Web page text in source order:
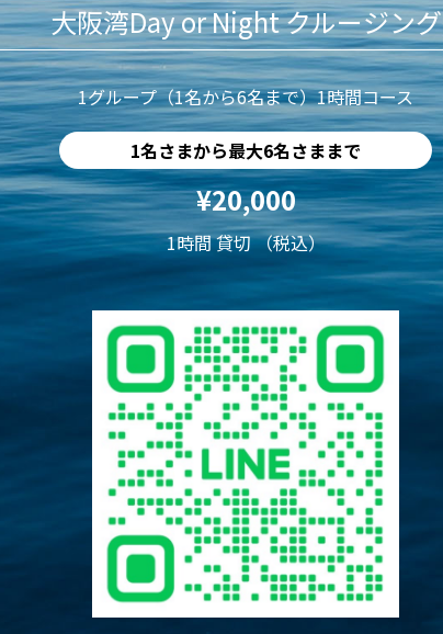
大阪湾Day or Night クルージング
1グループ（1名から6名まで）1時間コース
1名さまから最大6名さままで
¥20,000
1時間 貸切 （税込）